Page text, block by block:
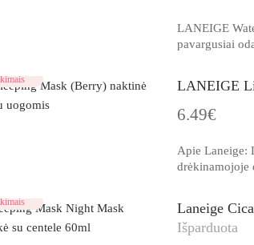
LANEIGE
pavargusiai
LANEIGE
6.49€
Apie Laneige:
drėkinamojoje
Laneige
Išparduota